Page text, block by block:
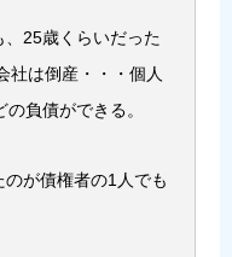
25歳くらいだった
社は倒産・・・個人
負債ができる。
が債権者の1人でも